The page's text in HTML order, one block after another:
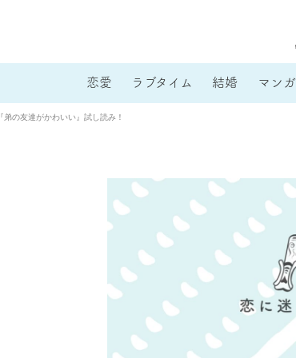
恋愛 ラブタイム 結婚 マンガ
『弟の友達がかわいい』試し読み！